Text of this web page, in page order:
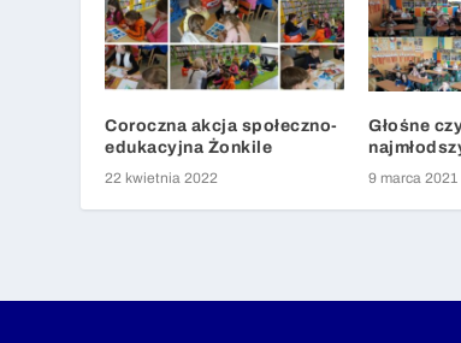
Coroczna akcja społeczno-
edukacyjna Żonkile
22 kwietnia 2022
Głośne
9 marca 2021